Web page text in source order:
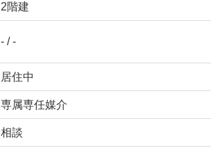
2階建
- / -
居住中
専属専任媒介
相談